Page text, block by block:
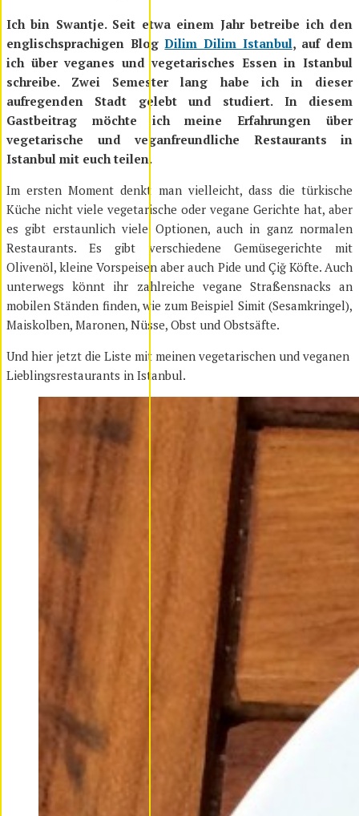
Ich bin Swantje. Seit etwa einem Jahr betreibe ich den
englischsprachigen BlogDilim Dilim Istanbul, auf dem
ich über veganes und vegetarisches Essen in Istanbul
schreibe. Zwei Semester lang habe ich in dieser
aufregenden Stadt gelebt und studiert. In diesem
Gastbeitrag möchte ich meine Erfahrungen über
vegetarische und veganfreundliche Restaurants in
Istanbul mit euch teilen.
Im ersten Moment denkt man vielleicht, dass die türkische
Küche nicht viele vegetarische oder vegane Gerichte hat, aber
es gibt erstaunlich viele Optionen, auch in ganz normalen
Restaurants. Es gibt verschiedene Gemüsegerichte mit
Olivenöl, kleine Vorspeisen aber auch Pide und Çiğ Köfte. Auch
unterwegs könnt ihr zahlreiche vegane Straßensnacks an
mobilen Ständen finden, wie zum Beispiel Simit (Sesamkringel),
Maiskolben, Maronen, Nüsse, Obst und Obstsäfte.
Und hier jetzt die Liste mit meinen vegetarischen und veganen
Lieblingsrestaurants in Istanbul.